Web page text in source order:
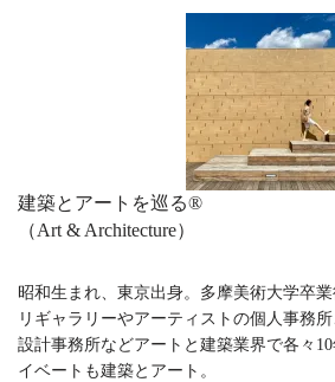
建築とアートを巡る®︎
（Art & Architecture）
昭和生まれ、東京出身。多摩美術大学卒
リギャラリーやアーティストの個人事務
設計事務所などアートと建築業界で各々
イベートも建築とアート。